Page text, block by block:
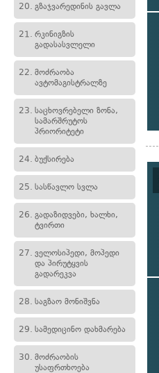
20. გზაჯვარედინის გავლა
21. რკინიგზის
გადასასვლელი
22. მოძრაობა
ავტომაგისტრალზე
23. საცხოვრებელი ზონა,
სამარშრუტოს
პრიორიტეტი
24. ბუქსირება
25. სასწავლო სვლა
26. გადაზიდვები, ხალხი,
ტვირთი
27. ველოსიპედი, მოპედი
და პირუტყვის
გადარეკვა
28. საგზაო მონიშვნა
29. სამედიცინო დახმარება
30. მოძრაობის
უსაფრთხოება